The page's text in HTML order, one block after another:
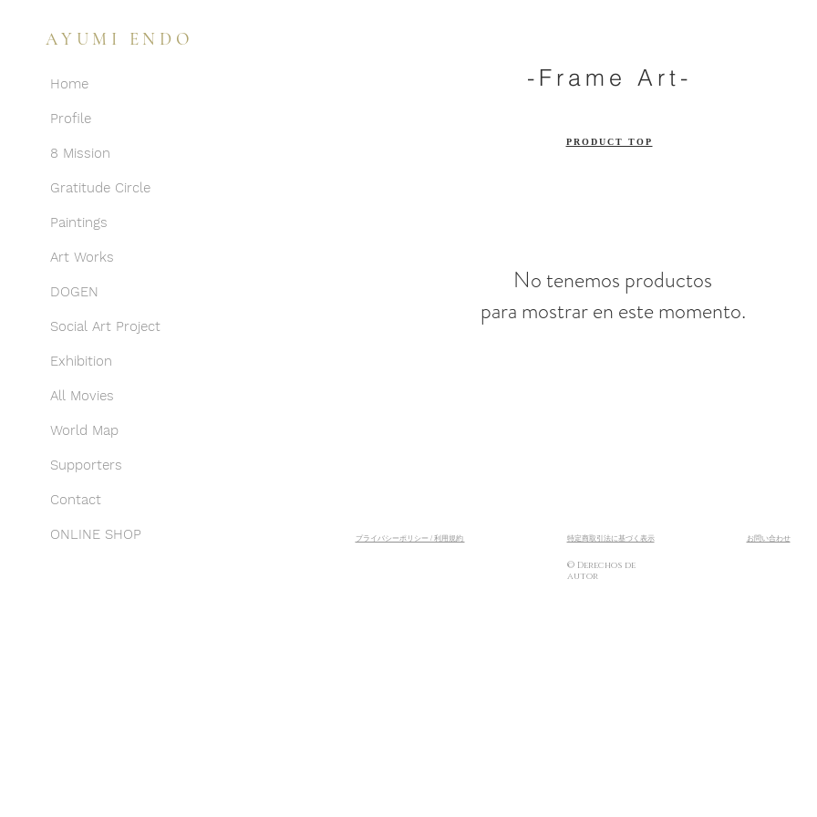
Home
Profile
8 Mission
Gratitude Circle
Paintings
Art Works
DOGEN
Social Art Project
Exhibition
All Movies
World Map
Supporters
Contact
ONLINE SHOP
AYUMI ENDO
-Frame Art-
PRODUCT TOP
No tenemos productos
para mostrar en este momento.
プライバシーポリシー / 利用規約 ​特定商取引法に基づく表示 お問い合わせ
© Derechos de
autor